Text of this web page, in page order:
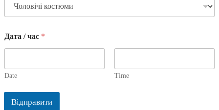
Дата / час *
Date Time
Відправити